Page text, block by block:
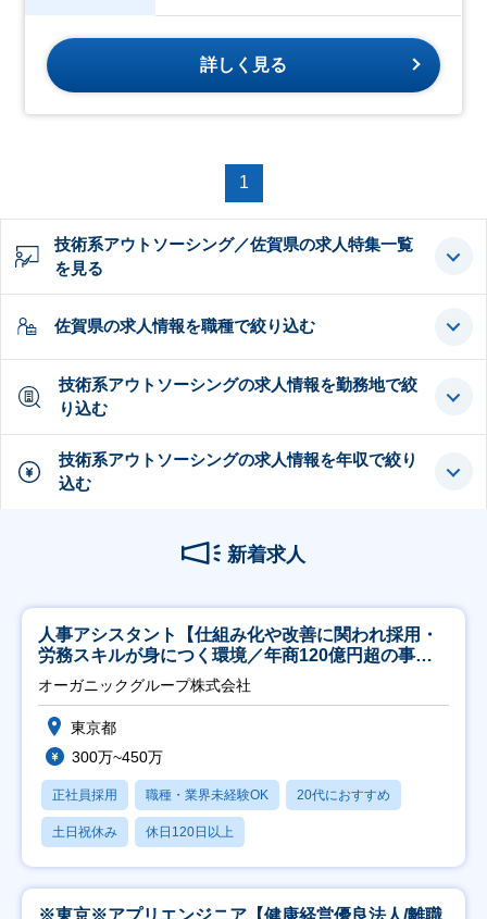
詳しく見る
1
技術系アウトソーシング／佐賀県の求人特集一覧
を見る
佐賀県の求人情報を職種で絞り込む
技術系アウトソーシングの求人情報を勤務地で絞
り込む
技術系アウトソーシングの求人情報を年収で絞り
込む
新着求人
人事アシスタント【仕組み化や改善に関われ採用・
労務スキルが身につく環境／年商120億円超の事業
会社】
オーガニックグループ株式会社
東京都
300万~450万
正社員採用 職種・業界未経験OK 20代におすすめ
土日祝休み 休日120日以上
※東京※アプリエンジニア【健康経営優良法人/離職